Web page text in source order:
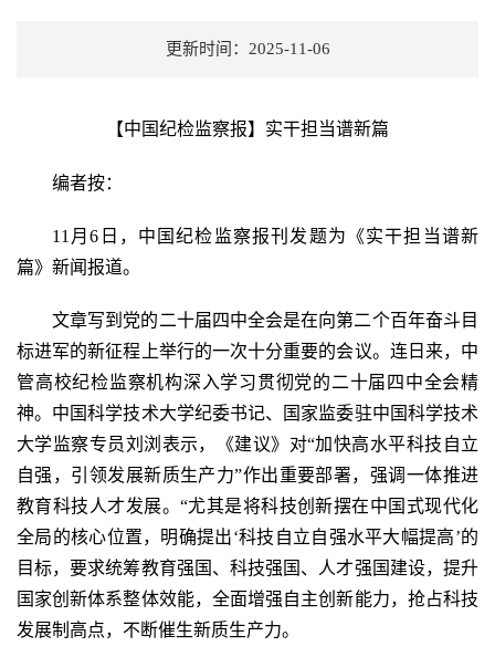
更新时间：2025-11-06
【中国纪检监察报】实干担当谱新篇
编者按：
11月6日，中国纪检监察报刊发题为 《实干担当谱新
篇》新闻报道。
文章写到党的二十届四中全会是在向第二个百年奋斗目
标进军的新征程上举行的一次十分重要的会议。连日来，中
管高校纪检监察机构深入学习贯彻党的二十届四中全会精
神。中国科学技术大学纪委书记、国家监委驻中国科学技术
大学监察专员刘浏表示，《建议》对“加快高水平科技自立
自强，引领发展新质生产力”作出重要部署，强调一体推进
教育科技人才发展。“尤其是将科技创新摆在中国式现代化
全局的核心位置，明确提出‘科技自立自强水平大幅提高’的
目标，要求统筹教育强国、科技强国、人才强国建设，提升
国家创新体系整体效能，全面增强自主创新能力，抢占科技
发展制高点，不断催生新质生产力。